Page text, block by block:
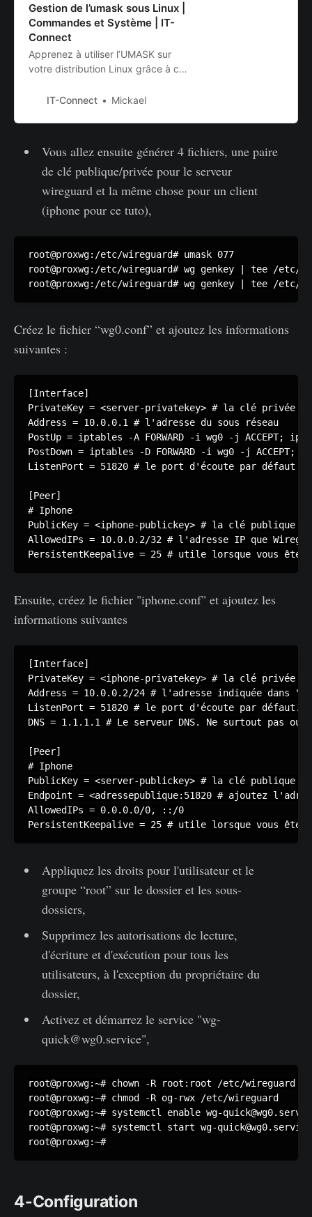
Gestion de l’umask sous Linux |
Commandes et Système | IT-
Connect
Apprenez à utiliser l’UMASK sur
votre distribution Linux grâce à ce
IT-Connect
Mickael
Vous allez ensuite générer 4 fichiers, une paire
de clé publique/privée pour le serveur
wireguard et la même chose pour un client
(iphone pour ce tuto),
root@proxwg:/etc/wireguard# umask 077
root@proxwg:/etc/wireguard# wg genkey | tee /
root@proxwg:/etc/wireguard# wg genkey | tee /etc/
Créez le fichier “wg0.conf” et ajoutez les informations
suivantes :
[Interface]
PrivateKey = <server-privatekey> # la clé privée
Address = 10.0.0.1 # l'adresse du sous réseau
PostUp = iptables -A FORWARD -i wg0 -j ACCEPT;
PostDown = iptables -D FORWARD -i wg0 -j ACCEPT;
ListenPort = 51820 # le port d'écoute par défaut
[Peer]
# Iphone
PublicKey = <iphone-publickey> # la clé publique
AllowedIPs = 10.0.0.2/32 # l'adresse IP que
PersistentKeepalive = 25 # utile lorsque vous êtes
Ensuite, créez le fichier "iphone.conf" et ajoutez les
informations suivantes
[Interface]
PrivateKey = <iphone-privatekey> # la clé privée
Address = 10.0.0.2/24 # l'adresse indiquée dans
ListenPort = 51820 # le port d'écoute par défaut.
DNS = 1.1.1.1 # Le serveur DNS. Ne surtout pas
[Peer]
# Iphone
PublicKey = <server-publickey> # la clé publique
Endpoint = <adressepublique:51820 # ajoutez
AllowedIPs = 0.0.0.0/0, ::/0
PersistentKeepalive = 25 # utile lorsque vous êtes
Appliquez les droits pour l'utilisateur et le
groupe “root” sur le dossier et les sous-
dossiers,
Supprimez les autorisations de lecture,
d'écriture et d'exécution pour tous les
utilisateurs, à l'exception du propriétaire du
dossier,
Activez et démarrez le service "wg-
quick@wg0.service",
root@proxwg:~# chown -R root:root /etc/wireguard
root@proxwg:~# chmod -R og-rwx /etc/wireguard
root@proxwg:~# systemctl enable wg-
root@proxwg:~# systemctl start wg-quick@wg0.service
root@proxwg:~#
4-Configuration